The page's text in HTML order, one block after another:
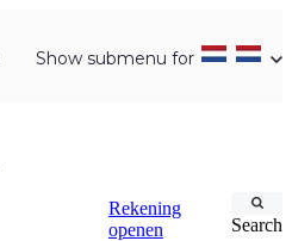
Show submenu for
Rekening
openen
Search